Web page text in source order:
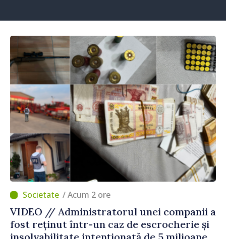
/ Acum 2 ore
VIDEO // Administratorul unei companii a
fost reținut într-un caz de escrocherie și